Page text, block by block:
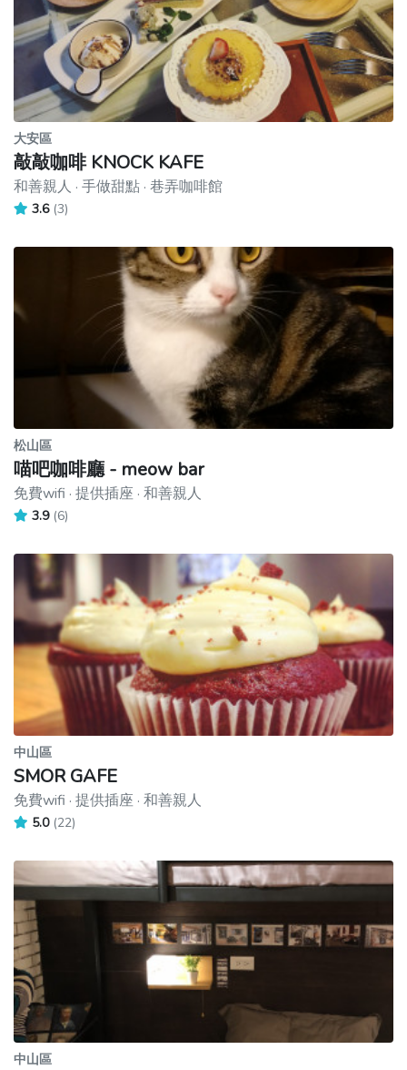
大安區
敲敲咖啡 KNOCK KAFE
和善親人 · 手做甜點 · 巷弄咖啡館
3.6 (3)
松山區
喵吧咖啡廳 - meow bar
免費wifi · 提供插座 · 和善親人
3.9 (6)
中山區
SMOR GAFE
免費wifi · 提供插座 · 和善親人
5.0 (22)
中山區